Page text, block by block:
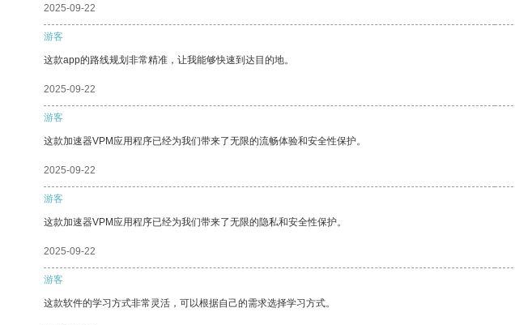
2025-09-22
游客
这款app的路线规划非常精准，让我能够快速到达目的地。
2025-09-22
游客
这款加速器VPM应用程序已经为我们带来了无限的流畅体验和安全性保护。
2025-09-22
游客
这款加速器VPM应用程序已经为我们带来了无限的隐私和安全性保护。
2025-09-22
游客
这款软件的学习方式非常灵活，可以根据自己的需求选择学习方式。